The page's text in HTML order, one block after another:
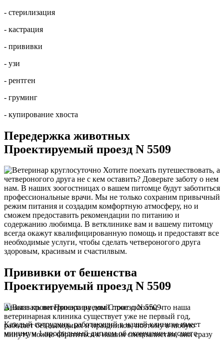
- стерилизация
- кастрация
- прививки
- узи
- рентген
- груминг
- купирование хвоста
Передержка животных
Проектируемый проезд N 5509
Хотите поехать путешествовать, а
четвероногого друга не с кем оставить? Доверьте заботу о нем
нам. В наших зоогостницах о вашем питомце будут заботиться
профессиональные врачи. Мы не только сохраним привычный
режим питания и создадим комфортную атмосферу, но и
сможем предоставить рекомендации по питанию и
содержанию любимца. В ветклинике вам и вашему питомцу
всегда окажут квалифицированную помощь и предоставят все
необходимые услуги, чтобы сделать четвероногого друга
здоровым, красивым и счастилвым.
Прививки от бешенства
Проектируемый проезд N 5509
Стоит сказать, что наша
ветеринарная клиника существует уже не первый год,
работает без выходных и праздников, поэтому в любую
минуту можно обратиться к нашим специалистам, они сразу
Анализ крови Проектируемый проезд N 5509
Каждый сотрудник, работающий в нашей клинике имеет
минимум 1 профильный диплом об окончании высшего